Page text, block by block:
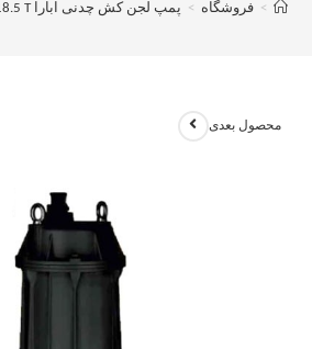
> فروشگاه > پمپ لجن کش چدنی ابارا SSK 200-250/18.5 T
محصول بعدی